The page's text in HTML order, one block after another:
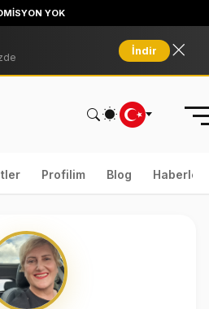
YOK
İndir
Profilim Blog Haberler